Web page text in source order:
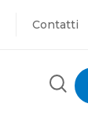
Contatti